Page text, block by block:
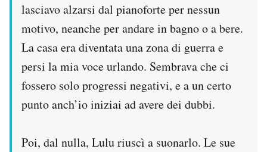
lasciavo alzarsi dal pianoforte per nessun
motivo, neanche per andare in bagno o a bere.
La casa era diventata una zona di guerra e
persi la mia voce urlando. Sembrava che ci
fossero solo progressi negativi, e a un certo
punto anch’io iniziai ad avere dei dubbi.
Poi, dal nulla, Lulu riuscì a suonarlo. Le sue